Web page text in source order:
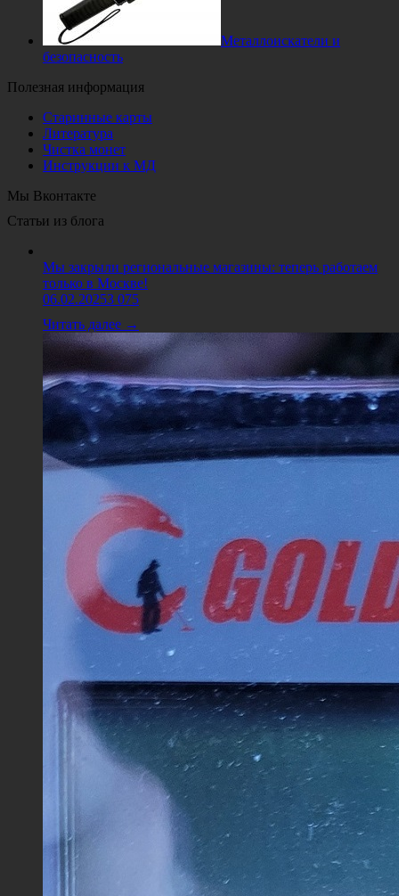
Металлоискатели и
безопасность
Полезная информация
Старинные карты
Литература
Чистка монет
Инструкции к МД
Мы Вконтакте
Статьи из блога
Мы закрыли региональные магазины: теперь работаем
только в Москве!
06.02.20253 075
Читать далее →